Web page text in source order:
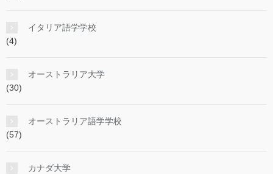
イタリア語学学校
(4)
オーストラリア大学
(30)
オーストラリア語学学校
(57)
カナダ大学